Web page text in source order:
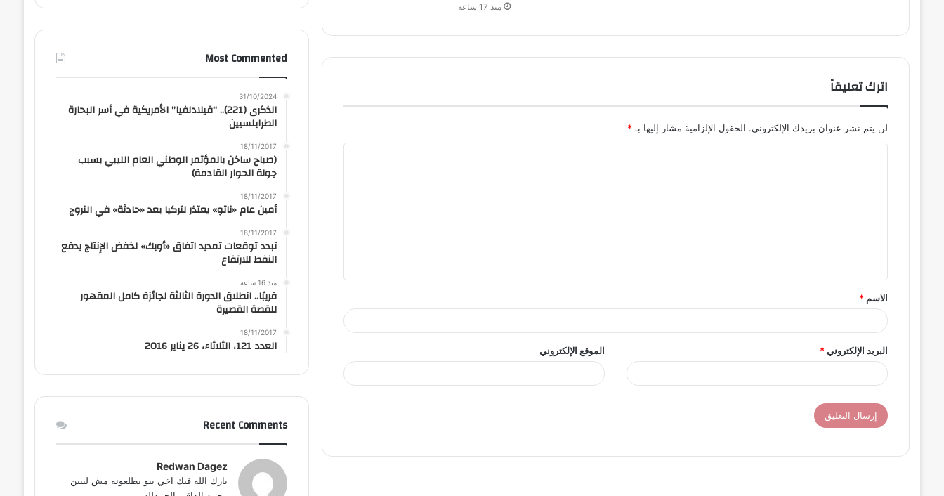
منذ 17 ساعة
اترك تعليقاً
لن يتم نشر عنوان بريدك الإلكتروني. الحقول الإلزامية مشار إليها بـ*
ق
*
الاسم *
البريد الإلكتروني* الموقع الإلكتروني
Most Commented
31/10/2024
الذكرى (221).. “فيلادلفيا” الأمريكية في أسر البحارة
الطرابلسيين
18/11/2017
(صباح ساخن بالمؤتمر الوطني العام الليبي بسبب
جولة الحوار القادمة)
18/11/2017
أمين عام «ناتو» يعتذر لتركيا بعد «حادثة» في النروج
18/11/2017
تبدد توقعات تمديد اتفاق «أوبك» لخفض الإنتاج يدفع
النفط للارتفاع
منذ 16 ساعة
قريبًا.. انطلاق الدورة الثالثة لجائزة كامل المقهور
للقصة القصيرة
18/11/2017
العدد 121، الثلاثاء، 26 يناير 2016
Recent Comments
Redwan Dagez
بارك الله فيك اخي يبو يطلعونه مش ليبين